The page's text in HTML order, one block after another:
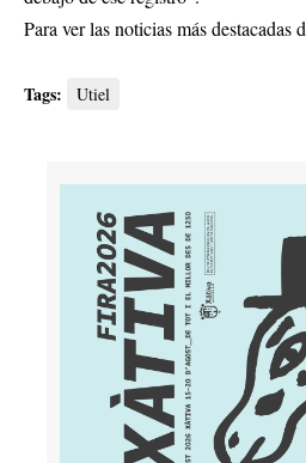
Para ver las noticias más destacadas
Tags: Utiel